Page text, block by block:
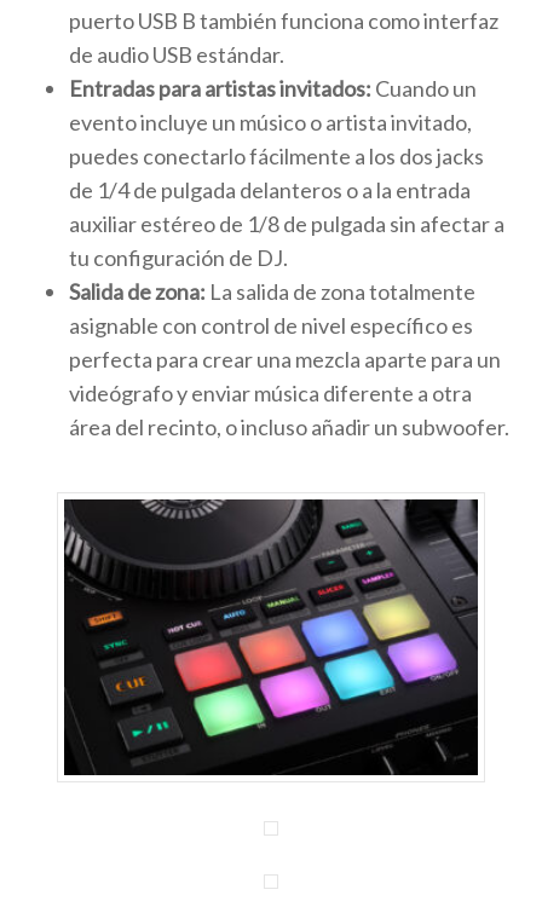
puerto USB B también funciona como interfaz
de audio USB estándar.
Entradas para artistas invitados: Cuando un
evento incluye un músico o artista invitado,
puedes conectarlo fácilmente a los dos jacks
de 1/4 de pulgada delanteros o a la entrada
auxiliar estéreo de 1/8 de pulgada sin afectar a
tu configuración de DJ.
Salida de zona: La salida de zona totalmente
asignable con control de nivel específico es
perfecta para crear una mezcla aparte para un
videógrafo y enviar música diferente a otra
área del recinto, o incluso añadir un subwoofer.